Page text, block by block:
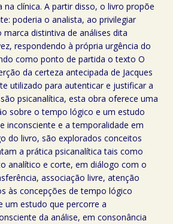
clínica. A partir disso, o livro propõe
poderia o analista, ao privilegiar
distintiva de análises dita
respondendo à própria urgência do
como ponto de partida o texto O
da certeza antecipada de Jacques
utilizado para autenticar e justificar a
psicanalítica, esta obra oferece uma
sobre o tempo lógico e um estudo
inconsciente e a temporalidade em
do livro, são explorados conceitos
a prática psicanalítica tais como
analítico e corte, em diálogo com o
associação livre, atenção
às concepções de tempo lógico
um estudo que percorre a
da análise, em consonância